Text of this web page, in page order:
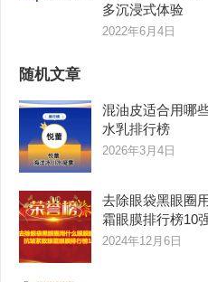
多沉浸式体验
2022年6月4日
随机文章
混油皮适合用哪
水乳排行榜
2026年3月4日
去除眼袋黑眼圈
霜眼膜排行榜10
2024年12月6日